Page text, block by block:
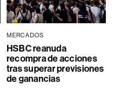
MERCADOS
HSBC reanuda
recompra de acciones
tras superar previsiones
de ganancias